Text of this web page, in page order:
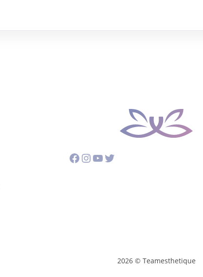
Facebook
Instagram
YouTube
Twitter
2026 © Teamesthetique